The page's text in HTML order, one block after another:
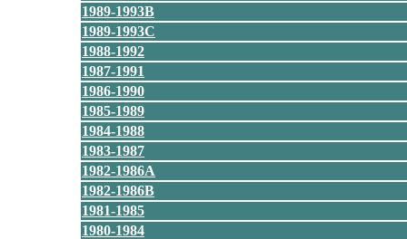
1989-1993B
1989-1993C
1988-1992
1987-1991
1986-1990
1985-1989
1984-1988
1983-1987
1982-1986A
1982-1986B
1981-1985
1980-1984